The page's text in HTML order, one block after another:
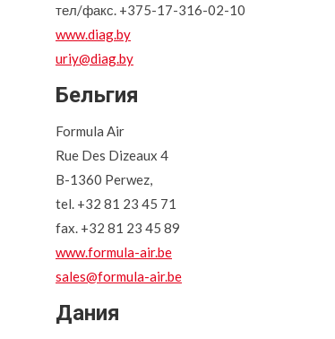
тел/факс. +375-17-316-02-10
www.diag.by
uriy@diag.by
Бельгия
Formula Air
Rue Des Dizeaux 4
B-1360 Perwez,
tel. +32 81 23 45 71
fax. +32 81 23 45 89
www.formula-air.be
sales@formula-air.be
Дания